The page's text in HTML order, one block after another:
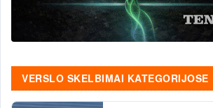
VERSLO SKELBIMAI KATEGORIJOSE